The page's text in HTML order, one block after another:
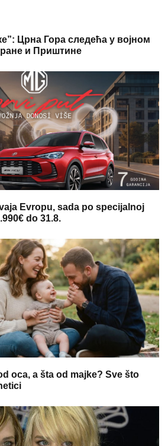
Црна Гора следећа у војном
и Приштине
Evropu, sada po specijalnoj
do 31.8.
oca, a šta od majke? Sve što